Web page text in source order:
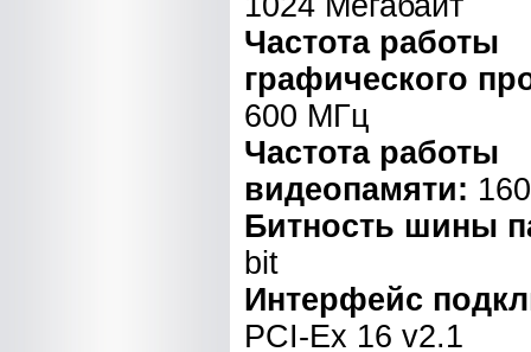
Частота работы
графического
600 МГц
Частота работы
видеопамяти:
Битность шины
bit
Интерфейс
PCI-Ex 16 v2.1